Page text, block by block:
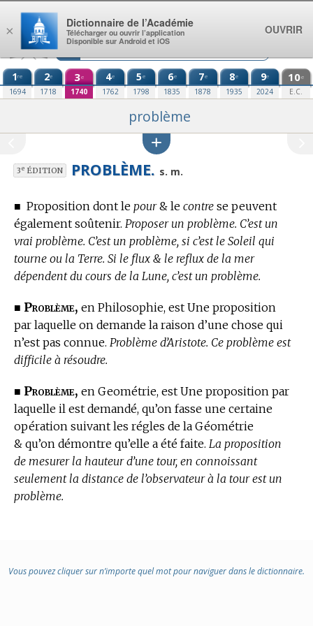
Aller au contenu
1re
1694
2e
1718
3e
1740
4e
1762
5e
1798
6e
1835
7e
1878
8e
1935
9e
2024
10e
E.C.
problème
3eÉDITION PROBLÈME. s. m.
■ Proposition dont le pour& le contre se peuvent
également soûtenir. Proposer un problème. C’est un
vrai problème. C’est un problème, si c’est le Soleil qui
tourne ou la Terre. Si le flux & le reflux de la mer
dépendent du cours de la Lune, c’est un problème.
■ Problème, en Philosophie, est Une proposition
par laquelle on demande la raison d’une chose qui
n’est pas connue. Problème d’Aristote. Ce problème est
difficile à résoudre.
■ Problème, en Geométrie, est Une proposition par
laquelle il est demandé, qu’on fasse une certaine
opération suivant les régles de la Géométrie
& qu’on démontre qu’elle a été faite. La proposition
de mesurer la hauteur d’une tour, en connoissant
seulement la distance de l’observateur à la tour est un
problème.
Vous pouvez cliquer sur n’importe quel mot pour naviguer dans le dictionnaire.
×
Dictionnaire de l’Académie
Télécharger ou ouvrir l’application
Disponible sur Android et iOS
OUVRIR